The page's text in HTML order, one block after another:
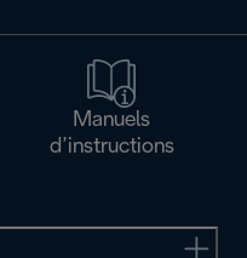
Manuels
d’instructions